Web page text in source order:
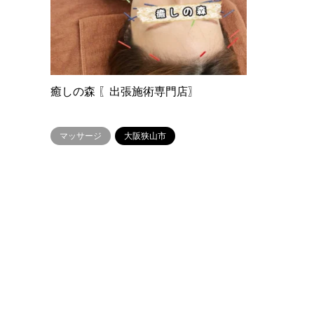
癒しの森 〖出張施術専門店〗
マッサージ 大阪狭山市